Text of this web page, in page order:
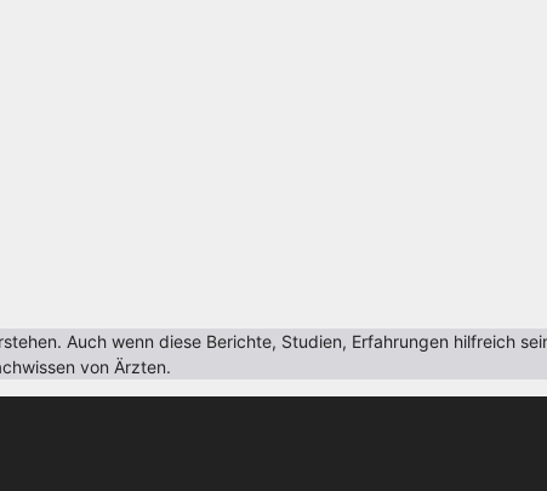
Auch wenn diese Berichte, Studien, Erfahrungen hilfreich
von Ärzten.